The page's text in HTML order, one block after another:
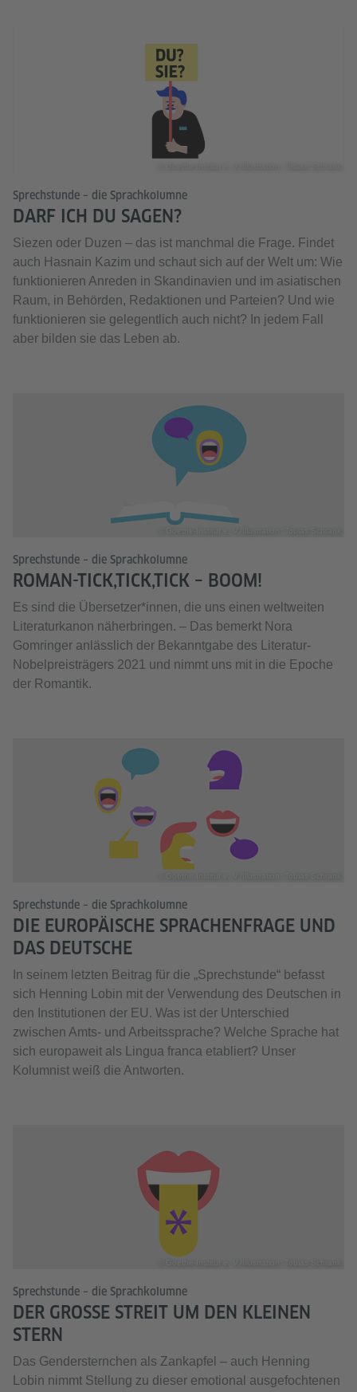
Sprechstunde – die Sprachkolumne
DARF ICH DU SAGEN?
Siezen oder Duzen – das ist manchmal die Frage. Findet
auch Hasnain Kazim und schaut sich auf der Welt um: Wie
funktionieren Anreden in Skandinavien und im asiatischen
Raum, in Behörden, Redaktionen und Parteien? Und wie
funktionieren sie gelegentlich auch nicht? In jedem Fall
aber bilden sie das Leben ab.
Sprechstunde – die Sprachkolumne
ROMAN-TICK,TICK,TICK – BOOM!
Es sind die Übersetzer*innen, die uns einen weltweiten
Literaturkanon näherbringen. – Das bemerkt Nora
Gomringer anlässlich der Bekanntgabe des Literatur-
Nobelpreisträgers 2021 und nimmt uns mit in die Epoche
der Romantik.
Sprechstunde – die Sprachkolumne
DIE EUROPÄISCHE SPRACHENFRAGE UND
DAS DEUTSCHE
In seinem letzten Beitrag für die „Sprechstunde“ befasst
sich Henning Lobin mit der Verwendung des Deutschen in
den Institutionen der EU. Was ist der Unterschied
zwischen Amts- und Arbeitssprache? Welche Sprache hat
sich europaweit als Lingua franca etabliert? Unser
Kolumnist weiß die Antworten.
Sprechstunde – die Sprachkolumne
DER GROSSE STREIT UM DEN KLEINEN S
TERN
Das Gendersternchen als Zankapfel – auch Henning
Lobin nimmt Stellung zu dieser emotional ausgefochtenen